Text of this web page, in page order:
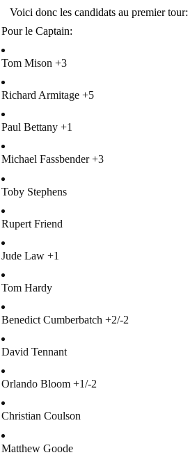
Voici donc les candidats au premier tour:
Pour le Captain:
Tom Mison +3
Richard Armitage +5
Paul Bettany +1
Michael Fassbender +3
Toby Stephens
Rupert Friend
Jude Law +1
Tom Hardy
Benedict Cumberbatch +2/-2
David Tennant
Orlando Bloom +1/-2
Christian Coulson
Matthew Goode